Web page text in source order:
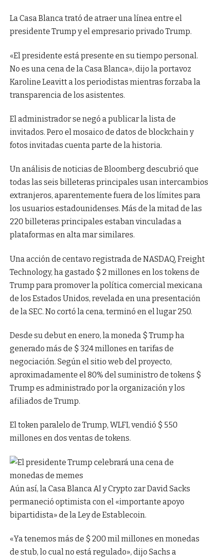
La Casa Blanca trató de atraer una línea entre el
presidente Trump y el empresario privado Trump.
«El presidente está presente en su tiempo personal.
No es una cena de la Casa Blanca», dijo la portavoz
Karoline Leavitt a los periodistas mientras forzaba la
transparencia de los asistentes.
El administrador se negó a publicar la lista de
invitados. Pero el mosaico de datos de blockchain y
fotos invitadas cuenta parte de la historia.
Un análisis de noticias de Bloomberg descubrió que
todas las seis billeteras principales usan intercambios
extranjeros, aparentemente fuera de los límites para
los usuarios estadounidenses. Más de la mitad de las
220 billeteras principales estaban vinculadas a
plataformas en alta mar similares.
Una acción de centavo registrada de NASDAQ, Freight
Technology, ha gastado $ 2 millones en los tokens de
Trump para promover la política comercial mexicana
de los Estados Unidos, revelada en una presentación
de la SEC. No cortó la cena, terminó en el lugar 250.
Desde su debut en enero, la moneda $ Trump ha
generado más de $ 324 millones en tarifas de
negociación. Según el sitio web del proyecto,
aproximadamente el 80% del suministro de tokens $
Trump es administrado por la organización y los
afiliados de Trump.
El token paralelo de Trump, WLFI, vendió $ 550
millones en dos ventas de tokens.
Aún así, la Casa Blanca AI y Crypto zar David Sacks
permaneció optimista con el «importante apoyo
bipartidista» de la Ley de Establecoin.
«Ya tenemos más de $ 200 mil millones en monedas
de stub, lo cual no está regulado», dijo Sachs a